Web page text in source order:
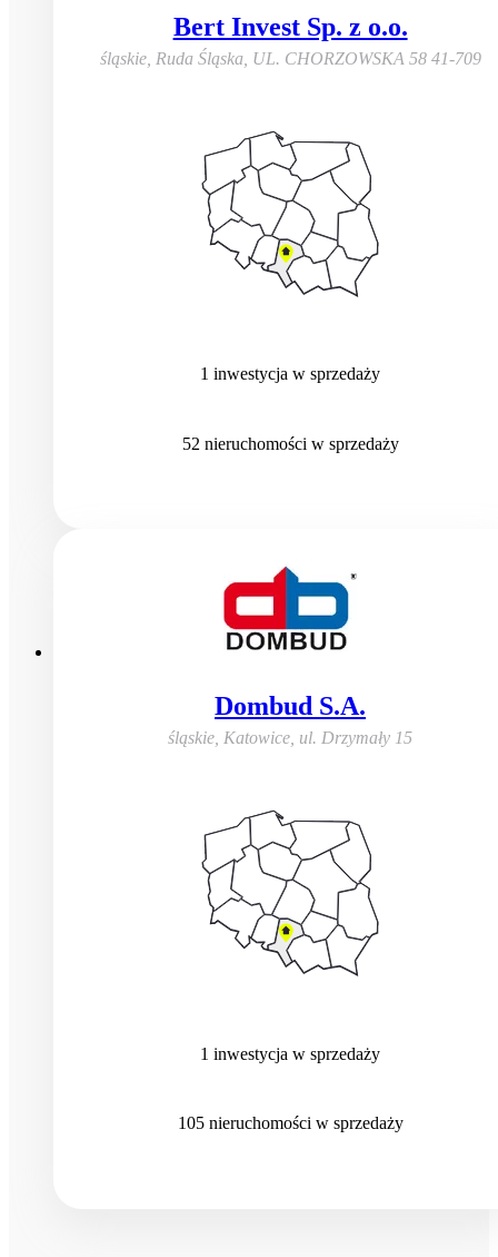
Bert Invest Sp. z o.o.
śląskie, Ruda Śląska, UL. CHORZOWSKA 58 41-709
1 inwestycja w sprzedaży
52 nieruchomości w sprzedaży
Dombud S.A.
śląskie, Katowice ul. Drzymały 15
1 inwestycja w sprzedaży
105 nieruchomościw sprzedaży